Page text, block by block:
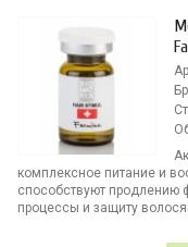
комплексное питание и
способствуют
процессы и защиту